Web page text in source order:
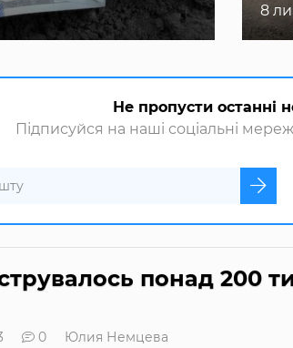
8
Не пропусти останні
Підписуйся на наші соціальні
понад 200
0 Юлия Немцева